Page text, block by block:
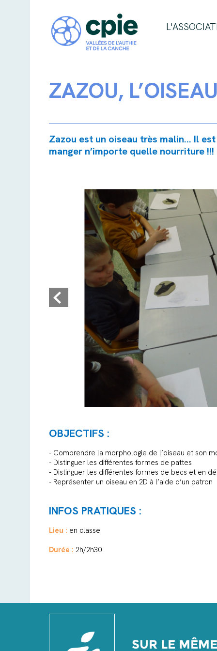
ZAZOU,
Zazou est un oiseau très malin... Il
manger n’importe quelle nourriture
OBJECTIFS :
- Comprendre la morphologie de l’oiseau et son
- Distinguer les différentes formes de pattes
- Distinguer les différentes formes de becs et en
- Représenter un oiseau en 2D à l’aide d’un patron
INFOS PRATIQUES :
Lieu : en classe
Durée : 2h/2h30
SUR LE